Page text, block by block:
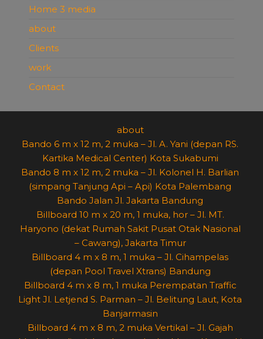
Home 3 media
about
Clients
work
Contact
about
Bando 6 m x 12 m, 2 muka – Jl. A. Yani (depan RS.
Kartika Medical Center) Kota Sukabumi
Bando 8 m x 12 m, 2 muka – Jl. Kolonel H. Barlian
(simpang Tanjung Api – Api) Kota Palembang
Bando Jalan Jl. Jakarta Bandung
Billboard 10 m x 20 m, 1 muka, hor – Jl. MT.
Haryono (dekat Rumah Sakit Pusat Otak Nasional
– Cawang), Jakarta Timur
Billboard 4 m x 8 m, 1 muka – Jl. Cihampelas
(depan Pool Travel Xtrans) Bandung
Billboard 4 m x 8 m, 1 muka Perempatan Traffic
Light Jl. Letjend S. Parman – Jl. Belitung Laut, Kota
Banjarmasin
Billboard 4 m x 8 m, 2 muka Vertikal – Jl. Gajah